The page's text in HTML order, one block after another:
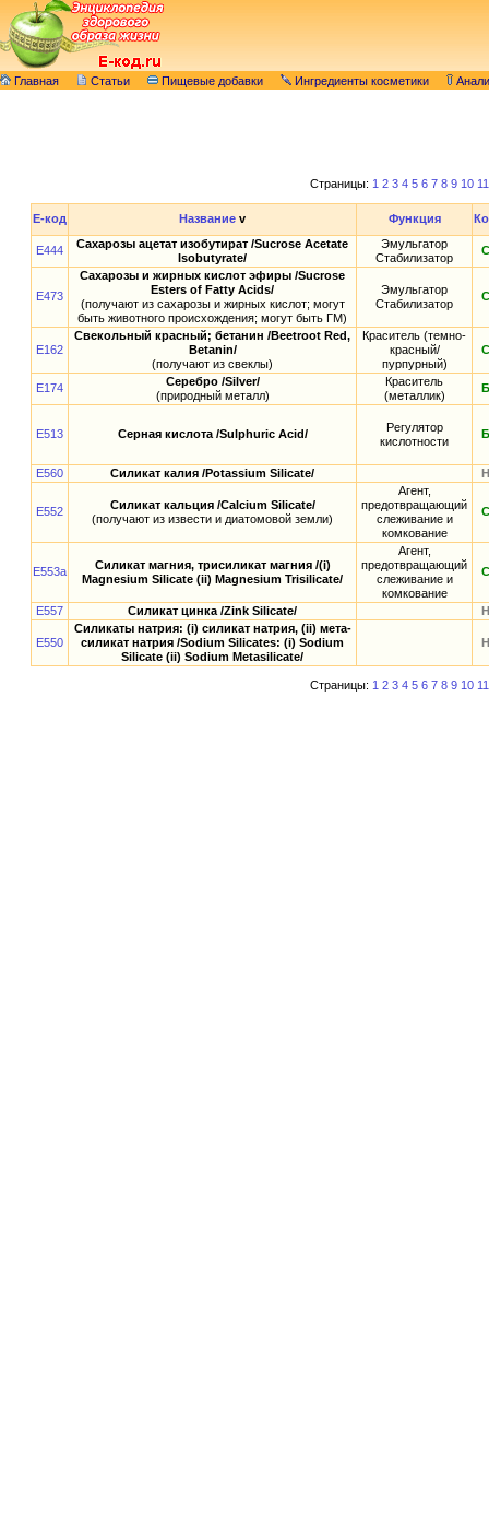
Главная Статьи Пищевые добавки Ингредиенты косметики
Страницы: 1 2 3 4 5 6 7 8 9 10 11
E-код Название v Функция
E444
Сахарозы ацетат изобутират /Sucrose Acetate
Isobutyrate/
Эмульгатор
Стабилизатор
С
E473
Сахарозы и жирных кислот эфиры /Sucrose
Esters of Fatty Acids/
(получают из сахарозы и жирных кислот; могут
быть животного происхождения; могут быть ГМ)
Эмульгатор
Стабилизатор
С
E162
Свекольный красный; бетанин /Beetroot Red,
Betanin/
(получают из свеклы)
Краситель (темно-
красный/
пурпурный)
С
E174
Серебро /Silver/
(природный металл)
Краситель
(металлик)
Б
E513 Серная кислота /Sulphuric Acid/
Регулятор
кислотности
Б
E560 Силикат калия /Potassium Silicate/ Н
E552
Силикат кальция /Calcium Silicate/
(получают из извести и диатомовой земли)
Агент,
предотвращающий
слеживание и
комкование
С
E553a
Силикат магния, трисиликат магния /(i)
Magnesium Silicate (ii) Magnesium Trisilicate/
Агент,
предотвращающий
слеживание и
комкование
С
E557 Силикат цинка /Zink Silicate/ Н
E550
Силикаты натрия: (i) силикат натрия, (ii) мета-
силикат натрия /Sodium Silicates: (i) Sodium
Silicate (ii) Sodium Metasilicate/
Н
Страницы: 1 2 3 4 5 6 7 8 9 10 11